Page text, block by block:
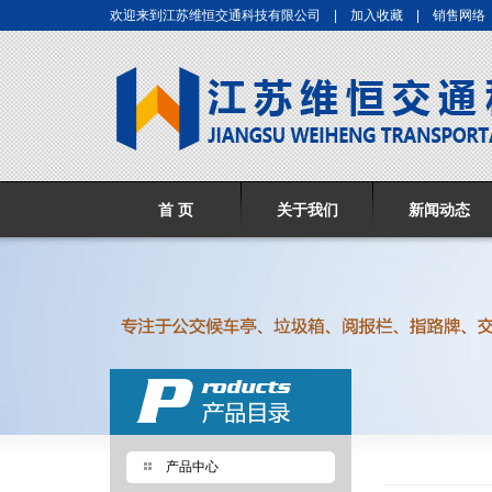
欢迎来到江苏维恒交通科技有限公司 | 加入收藏 销售网络
首 页 关于我们 新闻动态
产品中心